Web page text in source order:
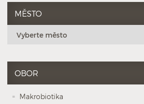
MĚSTO
OBOR
Makrobiotika